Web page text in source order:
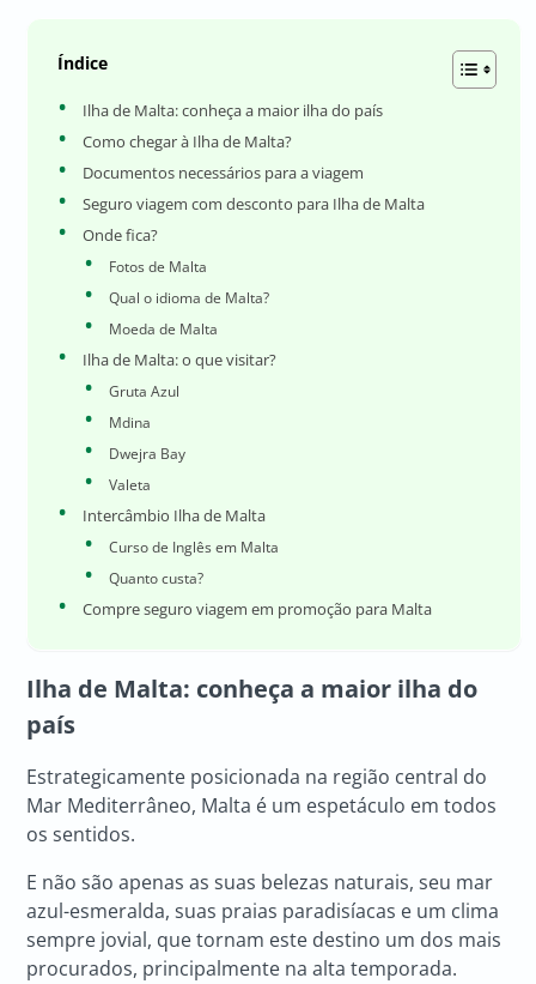
Índice
Ilha de Malta: conheça a maior ilha do país
Como chegar à Ilha de Malta?
Documentos necessários para a viagem
Seguro viagem com desconto para Ilha de Malta
Onde fica?
Fotos de Malta
Qual o idioma de Malta?
Moeda de Malta
Ilha de Malta: o que visitar?
Gruta Azul
Mdina
Dwejra Bay
Valeta
Intercâmbio Ilha de Malta
Curso de Inglês em Malta
Quanto custa?
Compre seguro viagem em promoção para Malta
Ilha de Malta: conheça a maior ilha do
país
Estrategicamente posicionada na região central do
Mar Mediterrâneo, Malta é um espetáculo em todos
os sentidos.
E não são apenas as suas belezas naturais, seu mar
azul-esmeralda, suas praias paradisíacas e um clima
sempre jovial, que tornam este destino um dos mais
procurados, principalmente na alta temporada.